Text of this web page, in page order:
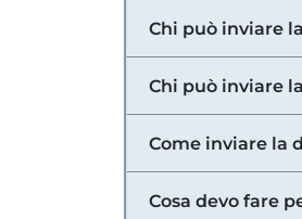
Chi può inviare
Chi può inviare
Come inviare la
Cosa devo fare